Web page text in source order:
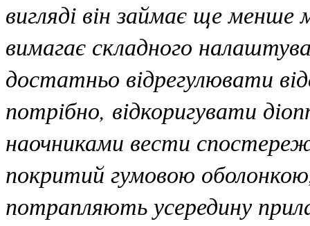
вигляді він займає ще менше
вимагає складного
достатньо відрегулювати
потрібно, відкоригувати
наочниками вести
покритий гумовою
потрапляють усередину